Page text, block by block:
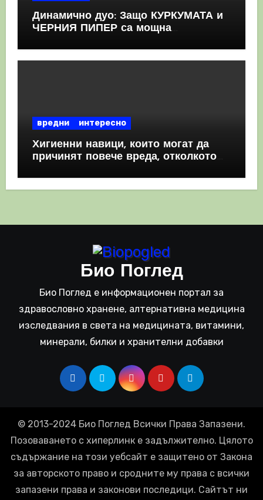
Динамично дуо: Защо КУРКУМАТА и
ЧЕРНИЯ ПИПЕР са мощна
вредни интересно
Хигиенни навици, които могат да
причинят повече вреда, отколкото
Био Поглед
Био Поглед е информационен портал за
здравословно хранене, алтернативна медицина
изследвания в света на медицината, витамини,
минерали, билки и хранителни добавки
© 2013-2024 Био Поглед Всички Права Запазени.
Позоваването с хиперлинк е задължително. Цялото
съдържание на този уебсайт е защитено от Закона
за авторското право и сродните му права с всички
запазени права и законови последици. Сайтът ни